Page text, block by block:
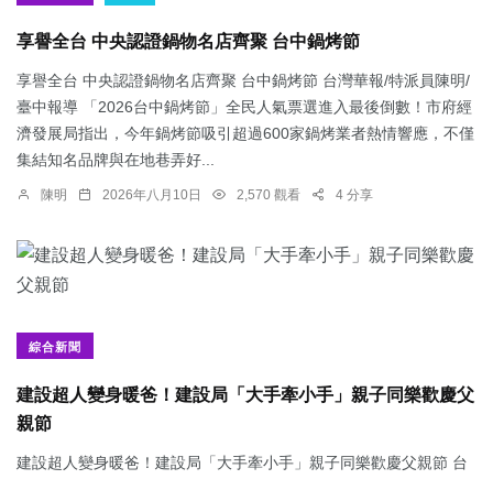
享譽全台 中央認證鍋物名店齊聚 台中鍋烤節
享譽全台 中央認證鍋物名店齊聚 台中鍋烤節 台灣華報/特派員陳明/
臺中報導 「2026台中鍋烤節」全民人氣票選進入最後倒數！市府經
濟發展局指出，今年鍋烤節吸引超過600家鍋烤業者熱情響應，不僅
集結知名品牌與在地巷弄好...
陳明 2026年八月10日 2,570 觀看 4 分享
綜合新聞
建設超人變身暖爸！建設局「大手牽小手」親子同樂歡慶父
親節
建設超人變身暖爸！建設局「大手牽小手」親子同樂歡慶父親節 台